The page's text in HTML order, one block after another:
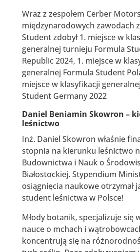
Wraz z zespołem Cerber
międzynarodowych zawodach
Student zdobył 1. miejsce w
generalnej turnieju Formula
Republic 2024, 1. miejsce w
generalnej Formula Student
miejsce w klasyfikacji
Student Germany 2022
Daniel Beniamin Skowron –
leśnictwo
Inż. Daniel Skowron właśnie
stopnia na kierunku leśnictwo
Budownictwa i Nauk o
Białostockiej. Stypendium
osiągnięcia naukowe otrzymał
student leśnictwa w Polsce!
Młody botanik, specjalizuje się
nauce o mchach i
koncentrują się na